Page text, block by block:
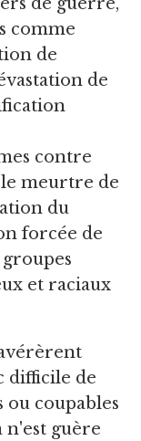
de guerre,
comme
de
de
contre
meurtre de
du
forcée de
et raciaux
difficile de
ou coupables
n'est guère